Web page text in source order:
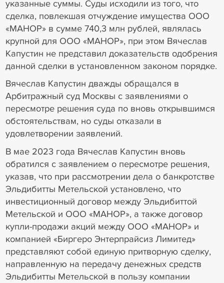
указанные суммы. Суды исходили из того, что
сделка, повлекшая отчуждение имущества ООО
«МАНОР» в сумме 740,3 млн рублей, являлась
крупной для ООО «МАНОР», при этом Вячеслав
Капустин не представил доказательств одобрения
данной сделки в установленном законом порядке.
Вячеслав Капустин дважды обращался в
Арбитражный суд Москвы с заявлениями о
пересмотре решения суда по вновь открывшимся
обстоятельствам, но суды отказали в
удовлетворении заявлений.
В мае 2023 года Вячеслав Капустин вновь
обратился с заявлением о пересмотре решения,
указав, что при рассмотрении дела о банкротстве
Эльдибитты Метельской установлено, что
инвестиционный договор между Эльдибиттой
Метельской и ООО «МАНОР», а также договор
купли-продажи акций между ООО «МАНОР» и
компанией «Биргеро Энтерпрайсиз Лимитед»
представляют собой единую притворную сделку,
направленную на передачу денежных средств
Эльдибитты Метельской в пользу компании